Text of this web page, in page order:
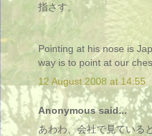
指さす。
Pointing at his nose is
way is to point at our
12 August 2008 at 14:55
Anonymous said...
あわわ、会社で見ている